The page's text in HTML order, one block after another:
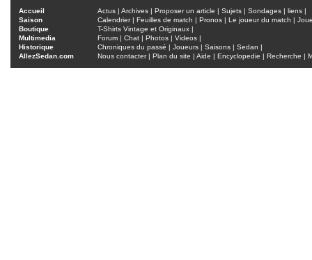
Accueil Actus | Archives | Proposer un article | Sujets | Sondages | liens |
Saison
Calendrier| Feuilles de match | Pronos | Le joueur du match |
Boutique
T-Shirts Vintage et Originaux |
Multimedia
Forum | Chat | Photos | Videos |
Historique
Chroniques du passé | Joueurs | Saisons | Sedan |
AllezSedan.com
Nous contacter| Plan du site | Aide | Encyclopedie | Recherche |